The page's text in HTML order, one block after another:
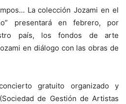
La colección Jozami en el
presentará en febrero, por
país, los fondos de arte
en diálogo con las obras de
gratuito organizado y
de Gestión de Artistas